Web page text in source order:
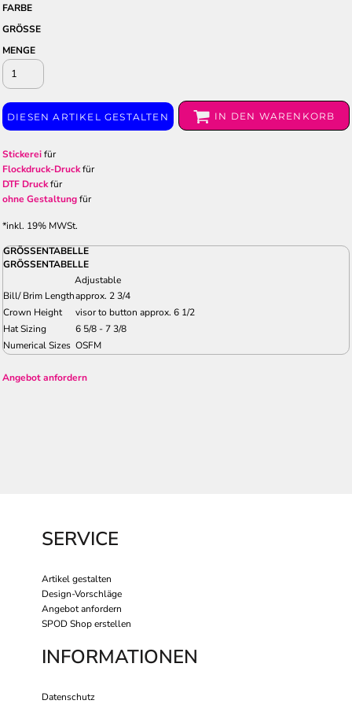
FARBE
GRÖSSE
MENGE
DIESEN ARTIKEL GESTALTEN IN DEN WARENKORB
Stickereifür
Flockdruck-Druckfür
DTF Druckfür
ohne Gestaltungfür
*inkl. 19% MWSt.
GRÖSSENTABELLE
GRÖSSENTABELLE
Adjustable
Bill/ Brim Lengthapprox. 2 3/4
Crown Height
visor to button approx. 6 1/2
Hat Sizing
6 5/8 - 7 3/8
Numerical Sizes OSFM
Angebot anfordern
SERVICE
Artikel gestalten
Design-Vorschläge
Angebot anfordern
SPOD Shop erstellen
INFORMATIONEN
Datenschutz